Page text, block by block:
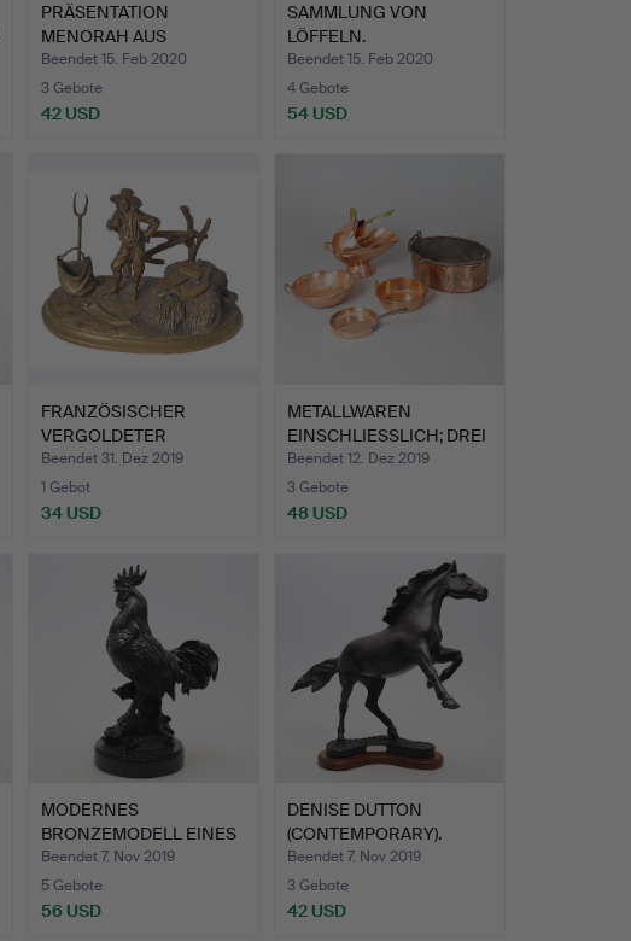
PRÄSENTATION
MENORAH AUS
VERGOLDETEM METAL…
Beendet 15. Feb 2020
3 Gebote
42 USD
SAMMLUNG VON
LÖFFELN.
Beendet 15. Feb 2020
4 Gebote
54 USD
FRANZÖSISCHER
VERGOLDETER
BRONZE-SCHREIBER…
Beendet 31. Dez 2019
1 Gebot
34 USD
METALLWAREN
EINSCHLIESSLICH; DREI
KUPFERGE…
Beendet 12. Dez 2019
3 Gebote
48 USD
MODERNES
BRONZEMODELL EINES
HAHNS.
Beendet 7. Nov 2019
5 Gebote
56 USD
DENISE DUTTON
(CONTEMPORARY).
GÜLTIG.
Beendet 7. Nov 2019
3 Gebote
42 USD